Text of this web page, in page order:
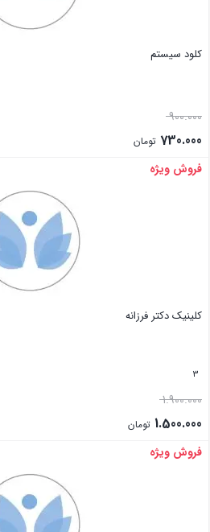
کلود سیستم
900.000
730.000 تومان
بستن
فروش ویژه
کلینیک دکتر فرزانه
3
1.900.000
1.500.000 تومان
بستن
فروش ویژه